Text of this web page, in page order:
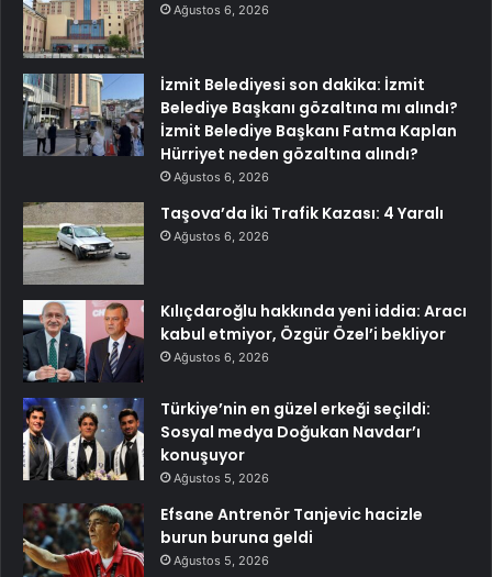
Ağustos 6, 2026
İzmit Belediyesi son dakika: İzmit
Belediye Başkanı gözaltına mı alındı?
İzmit Belediye Başkanı Fatma Kaplan
Hürriyet neden gözaltına alındı?
Ağustos 6, 2026
Taşova’da İki Trafik Kazası: 4 Yaralı
Ağustos 6, 2026
Kılıçdaroğlu hakkında yeni iddia: Aracı
kabul etmiyor, Özgür Özel’i bekliyor
Ağustos 6, 2026
Türkiye’nin en güzel erkeği seçildi:
Sosyal medya Doğukan Navdar’ı
konuşuyor
Ağustos 5, 2026
Efsane Antrenör Tanjevic hacizle
burun buruna geldi
Ağustos 5, 2026